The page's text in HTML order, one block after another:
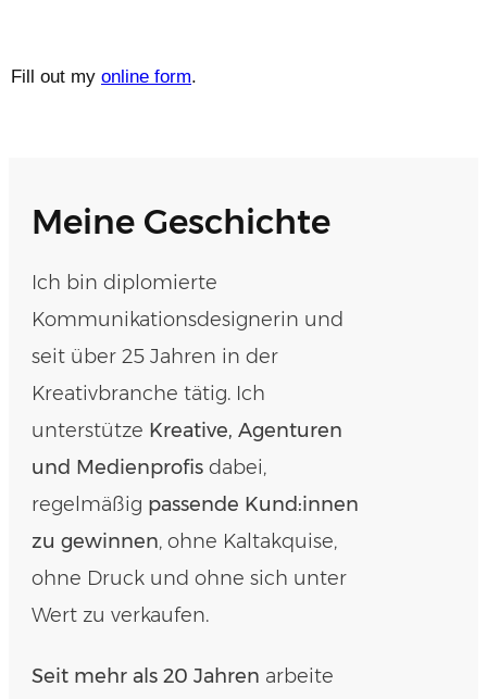
Fill out my online form.
Meine Geschichte
Ich bin diplomierte
Kommunikationsdesignerin und
seit über 25 Jahren in der
Kreativbranche tätig. Ich
unterstütze Kreative, Agenturen
und Medienprofis dabei,
regelmäßig passende Kund:innen
zu gewinnen, ohne Kaltakquise,
ohne Druck und ohne sich unter
Wert zu verkaufen.
Seit mehr als 20 Jahren arbeite